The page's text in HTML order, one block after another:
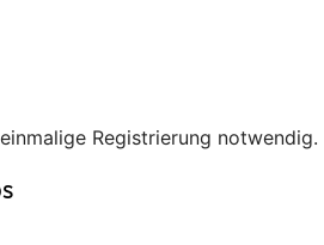
Registrierung